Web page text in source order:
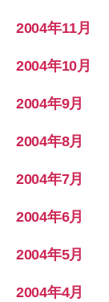
2004年11月
2004年10月
2004年9月
2004年8月
2004年7月
2004年6月
2004年5月
2004年4月